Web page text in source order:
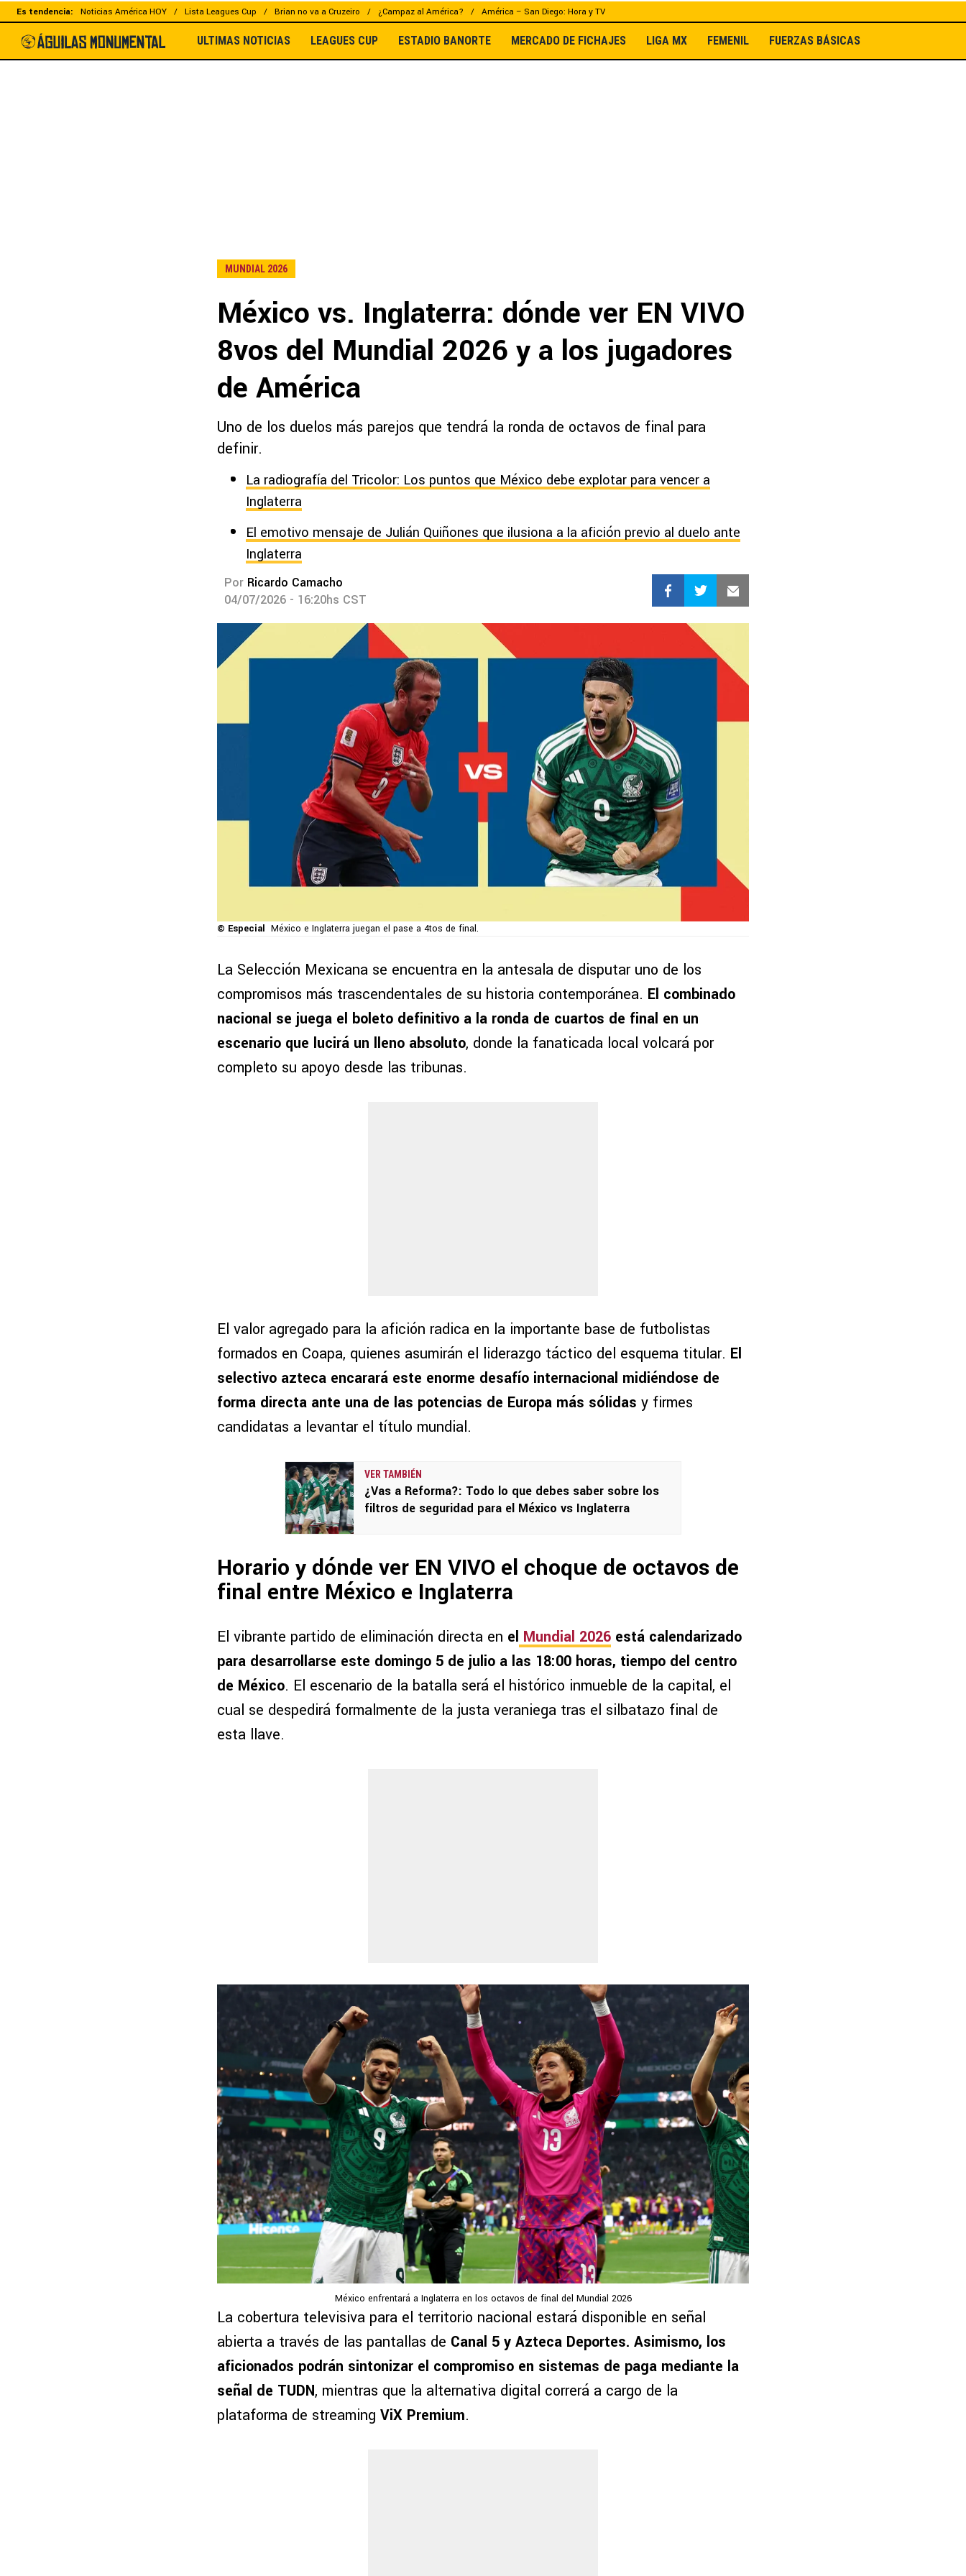
Es tendencia: Noticias América HOY Lista Leagues Cup Brian no va a Cruzeiro ¿Campaz al América? América – San Diego: Hora y TV
ULTIMAS NOTICIAS LEAGUES CUP ESTADIO BANORTE MERCADO DE FICHAJES LIGA MX FEMENIL FUERZAS BÁSICAS
MUNDIAL 2026
México vs. Inglaterra: dónde ver EN VIVO
8vos del Mundial 2026 y a los jugadores
de América
Uno de los duelos más parejos que tendrá la ronda de octavos de final para
definir.
La radiografía del Tricolor: Los puntos que México debe explotar para vencer a
Inglaterra
El emotivo mensaje de Julián Quiñones que ilusiona a la afición previo al duelo ante
Inglaterra
Por Ricardo Camacho
04/07/2026 - 16:20hs CST
© Especial México e Inglaterra juegan el pase a 4tos de final.
La Selección Mexicana se encuentra en la antesala de disputar uno de los
compromisos más trascendentales de su historia contemporánea. El combinado
nacional se juega el boleto definitivo a la ronda de cuartos de final en un
escenario que lucirá un lleno absoluto, donde la fanaticada local volcará por
completo su apoyo desde las tribunas.
El valor agregado para la afición radica en la importante base de futbolistas
formados en Coapa, quienes asumirán el liderazgo táctico del esquema titular. El
selectivo azteca encarará este enorme desafío internacional midiéndose de
forma directa ante una de las potencias de Europa más sólidas y firmes
candidatas a levantar el título mundial.
VER TAMBIÉN
¿Vas a Reforma?: Todo lo que debes saber sobre los
filtros de seguridad para el México vs Inglaterra
Horario y dónde ver EN VIVO el choque de octavos de
final entre México e Inglaterra
El vibrante partido de eliminación directa en el Mundial 2026 está calendarizado
para desarrollarse este domingo 5 de julio a las 18:00 horas, tiempo del centro
de México. El escenario de la batalla será el histórico inmueble de la capital, el
cual se despedirá formalmente de la justa veraniega tras el silbatazo final de
esta llave.
México enfrentará a Inglaterra en los octavos de final del Mundial 2026
La cobertura televisiva para el territorio nacional estará disponible en señal
abierta a través de las pantallas de Canal 5 y Azteca Deportes. Asimismo, los
aficionados podrán sintonizar el compromiso en sistemas de paga mediante la
señal de TUDN, mientras que la alternativa digital correrá a cargo de la
plataforma de streaming ViX Premium.